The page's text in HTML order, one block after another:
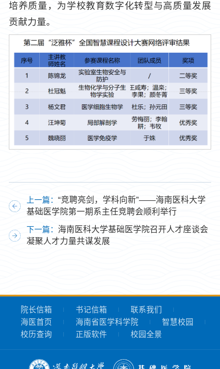
培养质量，为学校教育数字化转型与高质量发展
贡献力量。
上一篇： “竞聘亮剑，学科向新”——海南医科大学
基础医学院第一期系主任竞聘会顺利举行
下一篇： 海南医科大学基础医学院召开人才座谈会
凝聚人才力量共谋发展
院长信箱 书记信箱
联系我们
海医首页
海南省医学科学院
智慧校园
校历查询
正版软件 校园全景